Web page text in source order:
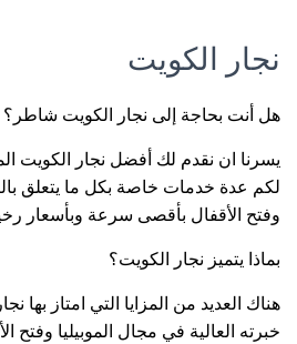
نجار الكويت
هل أنت بحاجة إلى نجار الكويت شاطر؟
يسرنا ان نقدم لك أفضل نجار الكويت
لكم عدة خدمات خاصة بكل ما يتعلق
وفتح الأقفال بأقصى سرعة وبأسعار
بماذا يتميز نجار الكويت؟
هناك العديد من المزايا التي امتاز بها
خبرته العالية في مجال الموبيليا وفتح